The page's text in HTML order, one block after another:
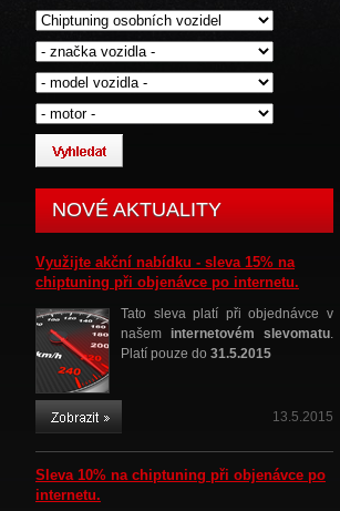
NOVÉ AKTUALITY
Využijte akční nabídku - sleva 15% na
chiptuning při objenávce po internetu.
Tato sleva platí při objednávce v
našem internetovém slevomatu.
Platí pouze do 31.5.2015
13.5.2015
Sleva 10% na chiptuning při objenávce po
internetu.